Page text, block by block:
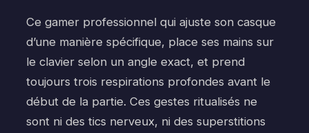
Ce gamer professionnel qui ajuste son casque
d’une manière spécifique, place ses mains sur
le clavier selon un angle exact, et prend
toujours trois respirations profondes avant le
début de la partie. Ces gestes ritualisés ne
sont ni des tics nerveux, ni des superstitions